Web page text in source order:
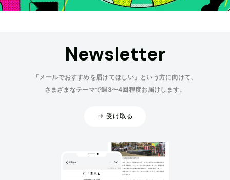
Newsletter
「メールでおすすめを届けてほしい」という方に向けて、
さまざまなテーマで週3〜4回程度お届けします。
受け取る